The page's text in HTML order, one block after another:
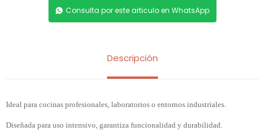
Consulta por este articulo en WhatsApp
Descripción
Ideal para cocinas profesionales, laboratorios o entornos industriales.
Diseñada para uso intensivo, garantiza funcionalidad y durabilidad.